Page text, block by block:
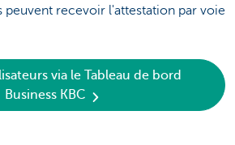
peuvent recevoir l'attestation par voie
via le Tableau de bord
Business KBC